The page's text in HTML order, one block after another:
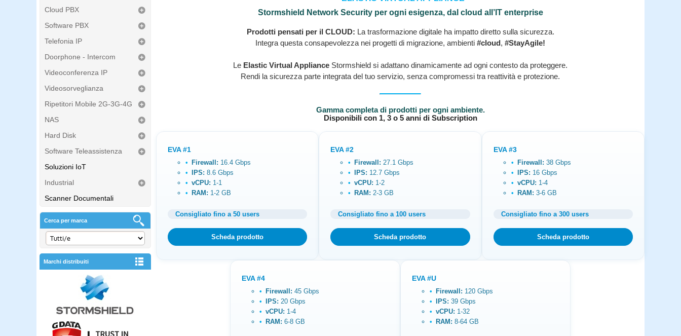
Cloud PBX
Software PBX
Telefonia IP
Doorphone - Intercom
Videoconferenza IP
Videosorveglianza
Ripetitori Mobile 2G-3G-4G
NAS
Hard Disk
Software Teleassistenza
Soluzioni IoT
Industrial
Scanner Documentali
Cerca per marca
Marchi distribuiti
Stormshield Network Security per ogni esigenza, dal cloud all’IT enterprise
Prodotti pensati per il CLOUD: La trasformazione digitale ha impatto diretto sulla sicurezza.
Integra questa consapevolezza nei progetti di migrazione, ambienti #cloud, #StayAgile!
Le Elastic Virtual Appliance Stormshield si adattano dinamicamente ad ogni contesto da proteggere.
Rendi la sicurezza parte integrata del tuo servizio, senza compromessi tra reattività e protezione.
Gamma completa di prodotti per ogni ambiente.
Disponibili con 1, 3 o 5 anni di Subscription
EVA #1
Firewall: 16.4 Gbps
IPS: 8.6 Gbps
vCPU: 1-1
RAM: 1-2 GB
Consigliato fino a 50 users
Scheda prodotto
EVA #2
Firewall: 27.1 Gbps
IPS: 12.7 Gbps
vCPU: 1-2
RAM: 2-3 GB
Consigliato fino a 100 users
Scheda prodotto
EVA #3
Firewall: 38 Gbps
IPS: 16 Gbps
vCPU: 1-4
RAM: 3-6 GB
Consigliato fino a 300 users
Scheda prodotto
EVA #4
Firewall: 45 Gbps
IPS: 20 Gbps
vCPU: 1-4
RAM: 6-8 GB
EVA #U
Firewall: 120 Gbps
IPS: 39 Gbps
vCPU: 1-32
RAM: 8-64 GB